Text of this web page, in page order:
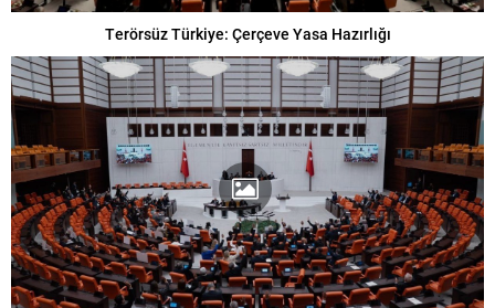
Terörsüz Türkiye: Çerçeve Yasa Hazırlığı